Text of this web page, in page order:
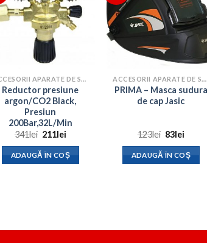
ACCESORII APARATE DE SUDURA
Reductor presiune
argon/CO2 Black,
Presiun
200Bar,32L/Min
341lei Prețul
a
fost:
211lei
este:
211lei.
ADAUGĂ ÎN COȘ
ACCESORII APARATE DE SUDURA
PRIMA – Masca sudura
de cap Jasic
123lei Prețul
a
fost:
83leiPrețul
este:
83lei.
ADAUGĂ ÎN COȘ